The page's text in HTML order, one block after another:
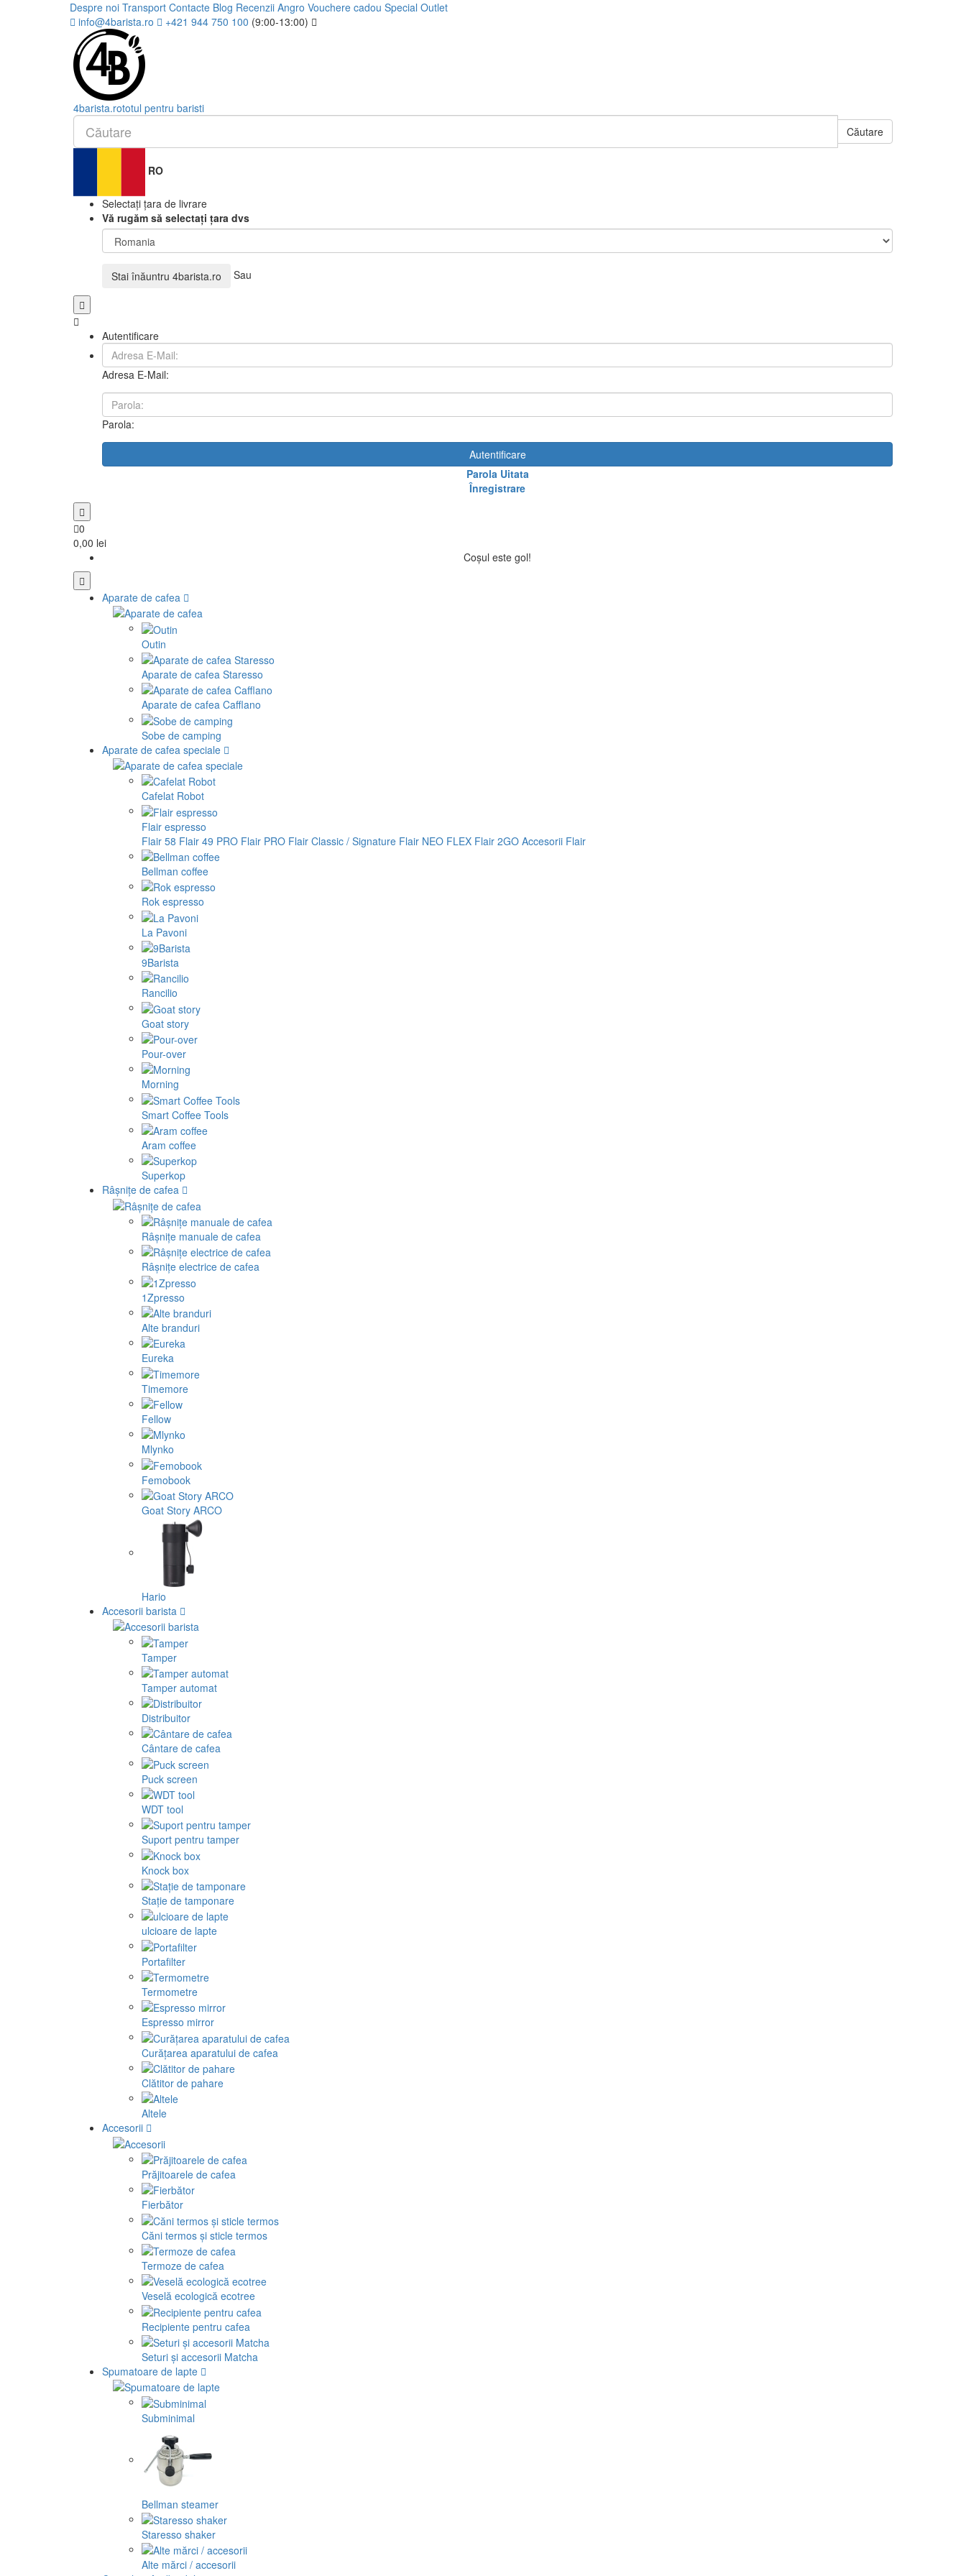
Despre noi Transport Contacte Blog Recenzii Angro Vouchere cadou Special Outlet
info@4barista.ro
+421 944 750 100 (9:00-13:00)
4barista.rototul pentru baristi
Căutare
RO
Selectați țara de livrare
Vă rugăm să selectați țara dvs
Stai înăuntru 4barista.ro Sau
Autentificare
Adresa E-Mail:
Parola:
Autentificare
Parola Uitata
Înregistrare
0
0,00 lei
Coșul este gol!
Aparate de cafea
Outin
Aparate de cafea Staresso
Aparate de cafea Cafflano
Sobe de camping
Aparate de cafea speciale
Cafelat Robot
Flair espresso
Flair 58 Flair 49 PRO Flair PRO Flair Classic / Signature Flair NEO FLEX Flair 2GO Accesorii Flair
Bellman coffee
Rok espresso
La Pavoni
9Barista
Rancilio
Goat story
Pour-over
Morning
Smart Coffee Tools
Aram coffee
Superkop
Râșnițe de cafea
Râșnițe manuale de cafea
Râșnițe electrice de cafea
1Zpresso
Alte branduri
Eureka
Timemore
Fellow
Mlynko
Femobook
Goat Story ARCO
Hario
Accesorii barista
Tamper
Tamper automat
Distribuitor
Cântare de cafea
Puck screen
WDT tool
Suport pentru tamper
Knock box
Stație de tamponare
ulcioare de lapte
Portafilter
Termometre
Espresso mirror
Curățarea aparatului de cafea
Clătitor de pahare
Altele
Accesorii
Prăjitoarele de cafea
Fierbător
Căni termos și sticle termos
Termoze de cafea
Veselă ecologică ecotree
Recipiente pentru cafea
Seturi și accesorii Matcha
Spumatoare de lapte
Subminimal
Bellman steamer
Staresso shaker
Alte mărci / accesorii